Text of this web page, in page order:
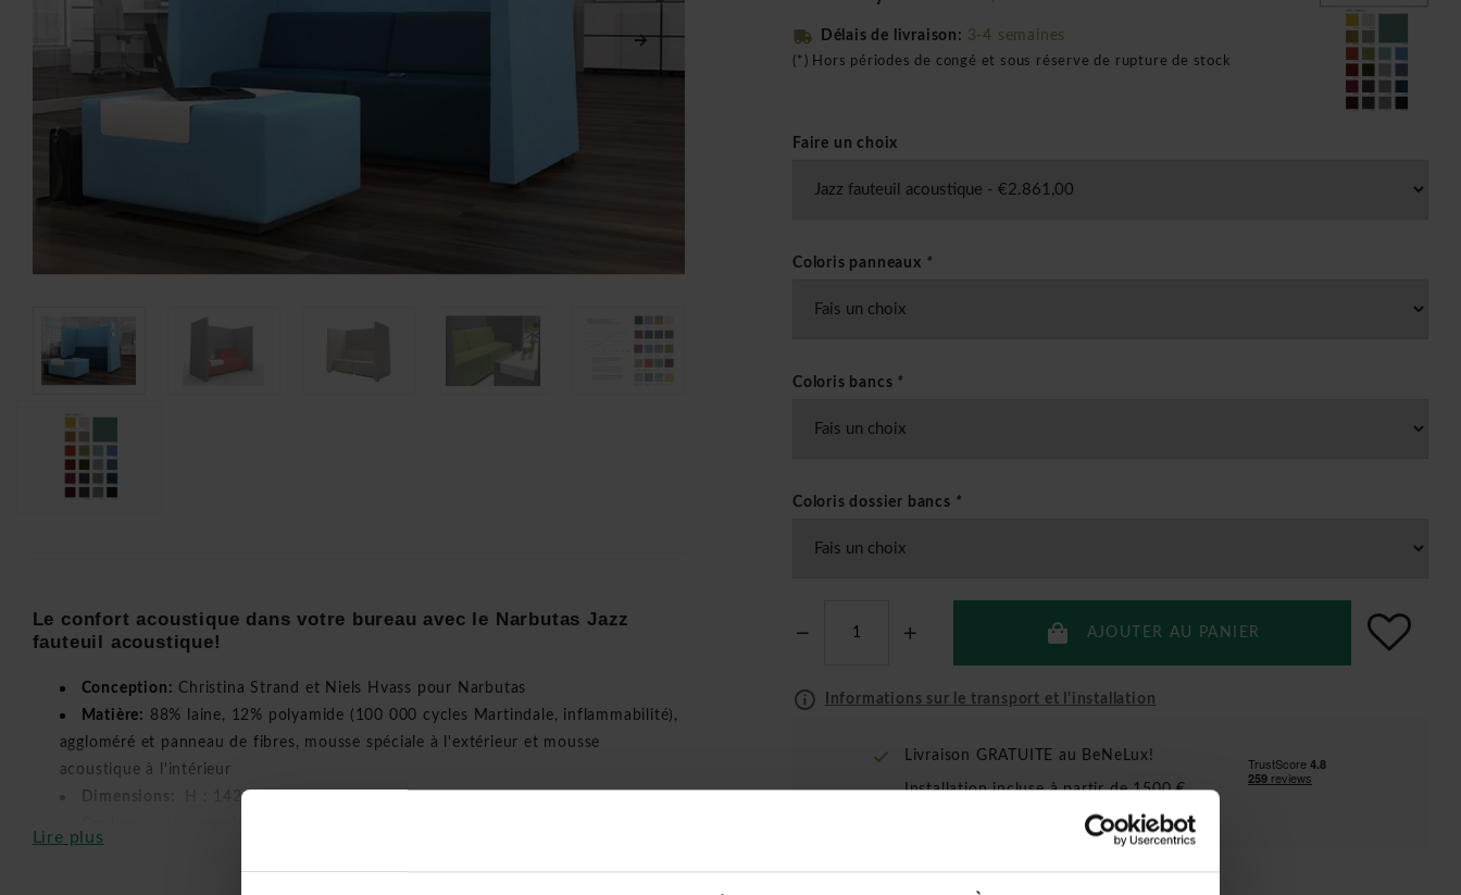
Le confort acoustique dans votre bureau avec le Narbutas Jazz
fauteuil acoustique!
Conception: Christina Strand et Niels Hvass pour Narbutas
Matière: 88% laine, 12% polyamide (100 000 cycles Martindale, inflammabilité),
aggloméré et panneau de fibres, mousse spéciale à l'extérieur et mousse
acoustique à l'intérieur
Dimensions:
H : 142 x P : 92,5 x L : 181
Lire plus
Délais de livraison: 3-4 semaines
(*) Hors périodes de congé et sous réserve de rupture de stock
Faire un choix
Coloris panneaux *
Coloris bancs *
Coloris dossier bancs *
AJOUTER AU PANIER
Informations sur le transport et l'installation
Livraison GRATUITE au BeNeLux!
Installation incluse à partir de 1500 €
(uniquement pour le BeNeLux!)